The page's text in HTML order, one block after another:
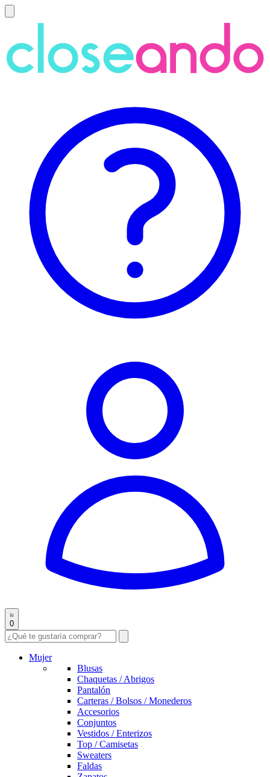
0
Mujer
Blusas
Chaquetas / Abrigos
Pantalón
Carteras / Bolsos / Monederos
Accesorios
Conjuntos
Vestidos / Enterizos
Top / Camisetas
Sweaters
Faldas